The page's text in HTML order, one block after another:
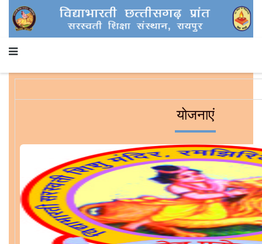
योजनाएं